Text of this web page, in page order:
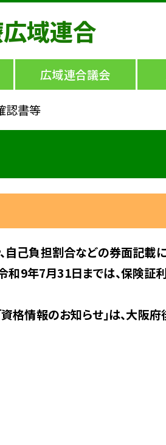
域連合
広域連合議会
認書等
己負担割合などの券面記載に
和9年7月31日までは、保険
格情報のお知らせ」は、大